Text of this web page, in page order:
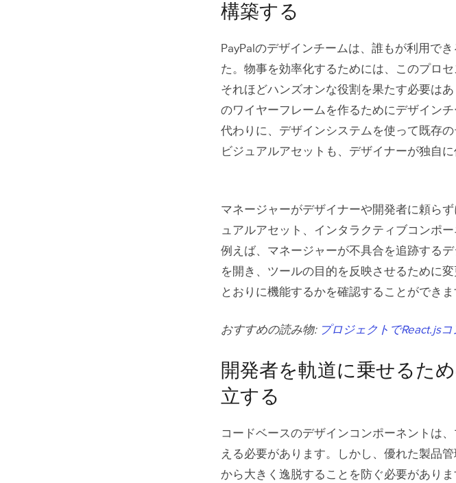
構築する
PayPalのデザインチームは、誰もが利用で
た。物事を効率化するためには、このプロ
それほどハンズオンな役割を果たす必要は
のワイヤーフレームを作るためにデザイン
代わりに、デザインシステムを使って既存
ビジュアルアセットも、デザイナーが独自
マネージャーがデザイナーや開発者に頼ら
ュアルアセット、インタラクティブコンポ
例えば、マネージャーが不具合を追跡する
を開き、ツールの目的を反映させるために
とおりに機能するかを確認することができま
おすすめの読み物: プロジェクトでReact.js
開発者を軌道に乗せるた
立する
コードベースのデザインコンポーネントは
える必要があります。しかし、優れた製品
から大きく逸脱することを防ぐ必要があり